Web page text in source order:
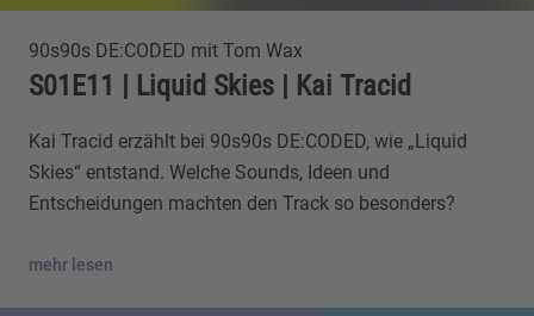
90s90s DE:CODED mit Tom Wax
S01E11 | Liquid Skies | Kai Tracid
Kai Tracid erzählt bei 90s90s DE:CODED, wie „Liquid
Skies“ entstand. Welche Sounds, Ideen und
Entscheidungen machten den Track so besonders?
mehr lesen